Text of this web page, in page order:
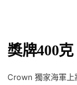
獎牌400克
Crown 獨家海軍上